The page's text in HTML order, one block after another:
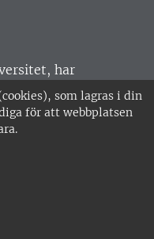
som lagras i din
för att webbplatsen
har
Huvudorter är
SLU är
•
2817 •
av